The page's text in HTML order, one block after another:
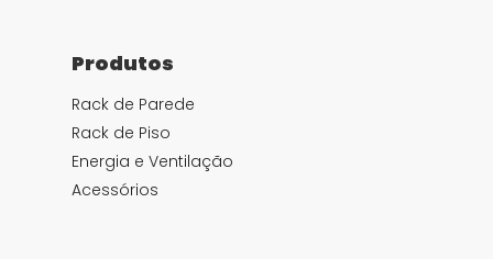
Produtos
Rack de Parede
Rack de Piso
Energia e Ventilação
Acessórios